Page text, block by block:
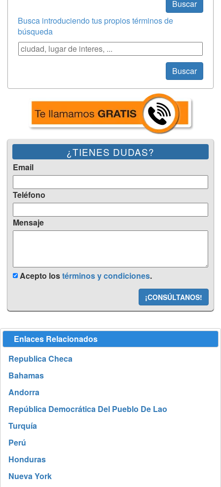
Buscar
Busca introduciendo tus propios términos de
búsqueda
Búsqueda
Buscar
¿TIENES DUDAS?
Email
Teléfono
Mensaje
Acepto lostérminos y condiciones.
¡CONSÚLTANOS!
Enlaces Relacionados
Republica Checa
Bahamas
Andorra
República Democrática Del Pueblo De Lao
Turquía
Perú
Honduras
Nueva York